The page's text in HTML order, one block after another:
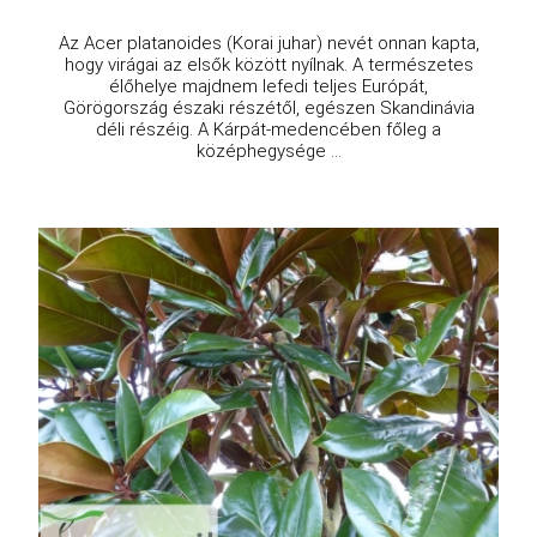
Az Acer platanoides (Korai juhar) nevét onnan kapta,
hogy virágai az elsők között nyílnak. A természetes
élőhelye majdnem lefedi teljes Európát,
Görögország északi részétől, egészen Skandinávia
déli részéig. A Kárpát-medencében főleg a
középhegysége ...